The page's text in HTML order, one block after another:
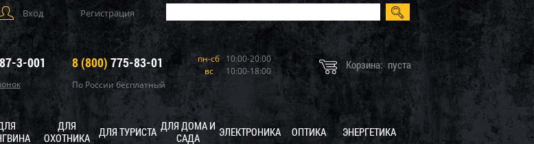
Вход Регистрация
3-001 8 (800) 775-83-01
По России бесплатный
пн-сб 10:00-20:00
вс
10:00-18:00 Корзина: пуста
ДЛЯ
ОХОТНИКА
ДЛЯ ТУРИСТА ДЛЯ ДОМА И
САДА
ЭЛЕКТРОНИКА ОПТИКА ЭНЕРГЕТИКА